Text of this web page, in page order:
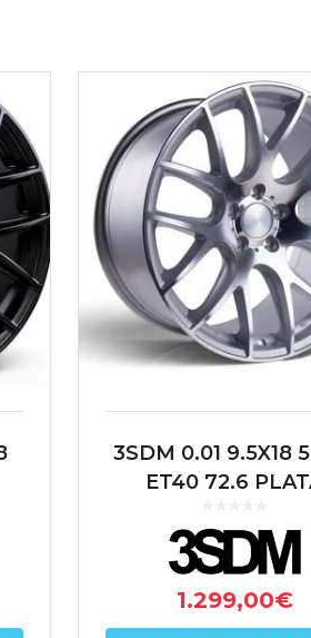
3SDM 0.01 9.5X18
ET40 72.6
1.299,00€